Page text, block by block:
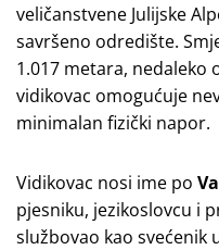
veličanstvene Julijske
savršeno odredište.
1.017 metara, nedaleko
vidikovac omogućuje
minimalan fizički napor.
Vidikovac nosi ime po
pjesniku, jezikoslovcu i
službovao kao svećenik